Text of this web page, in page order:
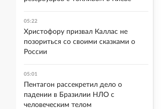
05:22
Христофору призвал Каллас не
позориться со своими сказками о
России
05:01
Пентагон рассекретил дело о
падении в Бразилии НЛО с
человеческим телом